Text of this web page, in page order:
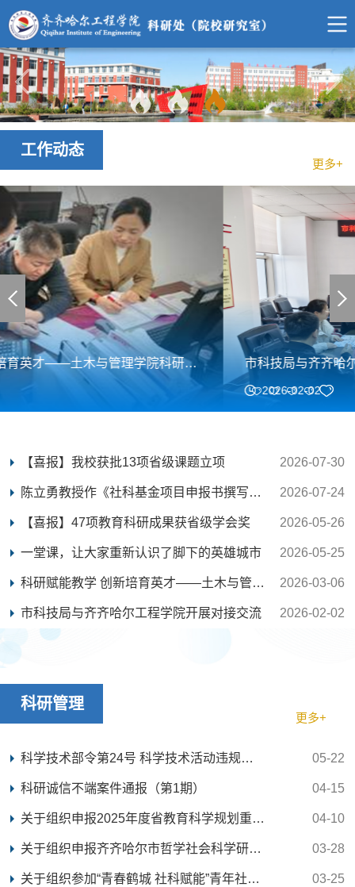
工作动态
更多+
市科技局与齐齐哈尔工程学院开展对接交流
【喜报】我校获批13项省级课题立项 2026-07-30
陈立勇教授作《社科基金项目申报书撰写方法与技巧... 2026-07-24
【喜报】47项教育科研成果获省级学会奖 2026-05-26
一堂课，让大家重新认识了脚下的英雄城市 2026-05-25
科研赋能教学 创新培育英才——土木与管理学院科研... 2026-03-06
市科技局与齐齐哈尔工程学院开展对接交流 2026-02-02
科研管理
更多+
科学技术部令第24号 科学技术活动违规行为调查处理... 05-22
科研诚信不端案件通报（第1期） 04-15
关于组织申报2025年度省教育科学规划重点课题的通... 04-10
关于组织申报齐齐哈尔市哲学社会科学研究规划项目... 03-28
关于组织参加“青春鹤城 社科赋能”青年社科工作者... 03-25